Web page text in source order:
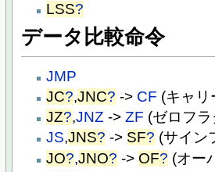
LSS?
データ比較命令
JMP
JC?,JNC? -> CF (キャリ
JZ?,JNZ ->ZF (ゼロフラ
JS,JNS? -> SF? (サイン
JO?,JNO? -> OF? (オー